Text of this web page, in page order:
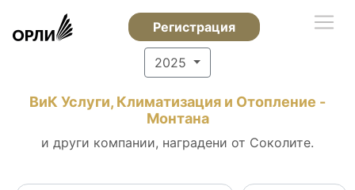
Регистрация
2025
ВиК Услуги, Климатизация и Отопление -
Монтана
и други компании, наградени от Соколите.